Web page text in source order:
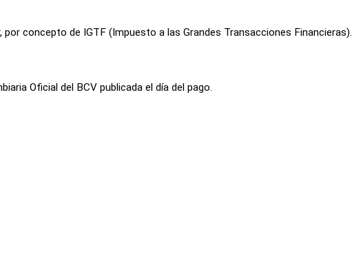
concepto de IGTF (Impuesto a las Grandes Transacciones Financieras).
Oficial del BCV publicada el día del pago.